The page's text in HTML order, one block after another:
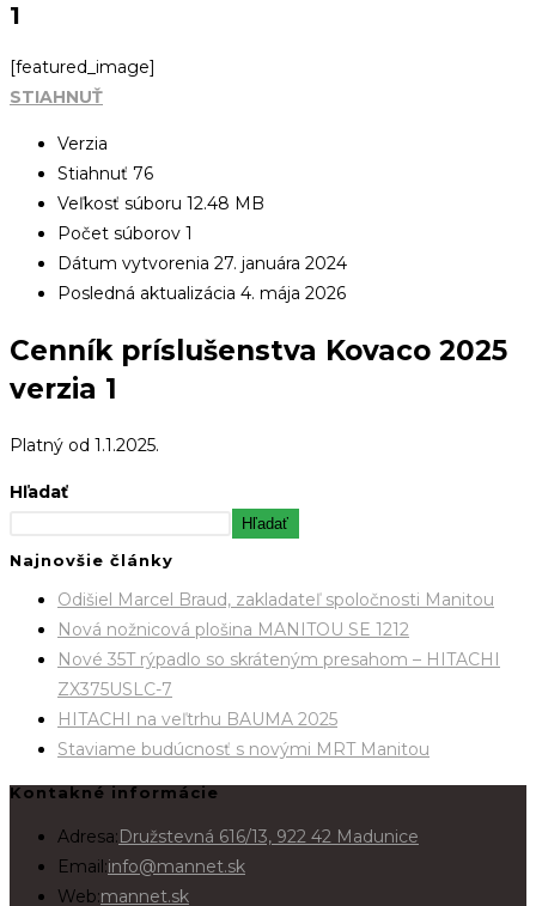
1
[featured_image]
STIAHNUŤ
Verzia
Stiahnuť 76
Veľkosť súboru 12.48 MB
Počet súborov 1
Dátum vytvorenia 27. januára 2024
Posledná aktualizácia 4. mája 2026
Cenník príslušenstva Kovaco 2025
verzia 1
Platný od 1.1.2025.
Hľadať
Hľadať
Najnovšie články
Odišiel Marcel Braud, zakladateľ spoločnosti Manitou
Nová nožnicová plošina MANITOU SE 1212
Nové 35T rýpadlo so skráteným presahom – HITACHI
ZX375USLC-7
HITACHI na veľtrhu BAUMA 2025
Staviame budúcnosť s novými MRT Manitou
Kontakné informácie
Adresa:Družstevná 616/13, 922 42 Madunice
Email:info@mannet.sk
Web:mannet.sk